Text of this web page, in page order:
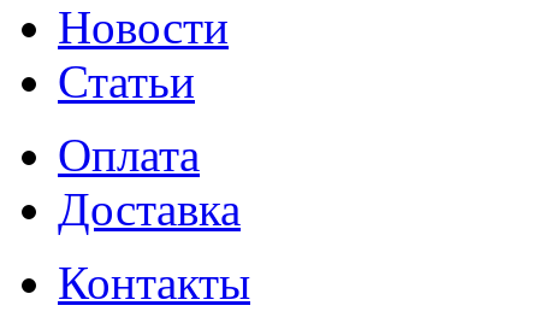
Новости
Статьи
Оплата
Доставка
Контакты